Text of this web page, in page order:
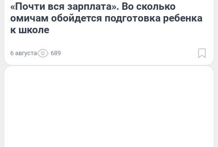
«Почти вся зарплата». Во сколько
омичам обойдется подготовка ребенка
к школе
6 августа 689